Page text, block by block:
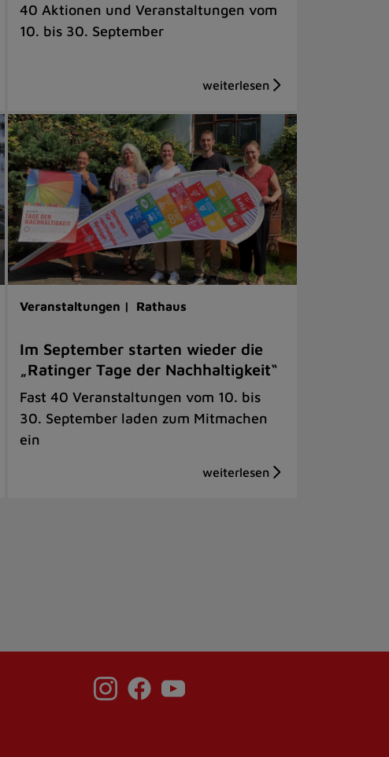
40 Aktionen und Veranstaltungen vom
10. bis 30. September
Veranstaltungen | Rathaus
Im September starten wieder die
„Ratinger Tage der Nachhaltigkeit“
Fast 40 Veranstaltungen vom 10. bis
30. September laden zum Mitmachen
ein